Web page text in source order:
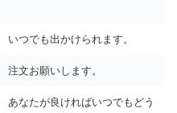
いつでも出かけられます。
注文お願いします。
あなたが良ければいつでもどう